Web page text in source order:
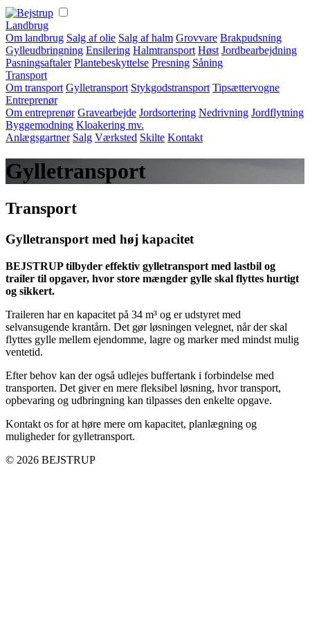
Landbrug
Om landbrug Salg af olie Salg af halm Grovvare Brakpudsning
Gylleudbringning Ensilering Halmtransport Høst Jordbearbejdning
Pasningsaftaler Plantebeskyttelse Presning Såning
Transport
Om transport Gylletransport Stykgodstransport Tipsættervogne
Entreprenør
Om entreprenør Gravearbejde Jordsortering Nedrivning Jordflytning
Byggemodning Kloakering mv.
Anlægsgartner Salg Værksted Skilte Kontakt
Gylletransport
Transport
Gylletransport med høj kapacitet
BEJSTRUP tilbyder effektiv gylletransport med lastbil og
trailer til opgaver, hvor store mængder gylle skal flyttes hurtigt
og sikkert.
Traileren har en kapacitet på 34 m³ og er udstyret med
selvansugende krantårn. Det gør løsningen velegnet, når der skal
flyttes gylle mellem ejendomme, lagre og marker med mindst mulig
ventetid.
Efter behov kan der også udlejes buffertank i forbindelse med
transporten. Det giver en mere fleksibel løsning, hvor transport,
opbevaring og udbringning kan tilpasses den enkelte opgave.
Kontakt os for at høre mere om kapacitet, planlægning og
muligheder for gylletransport.
© 2026 BEJSTRUP